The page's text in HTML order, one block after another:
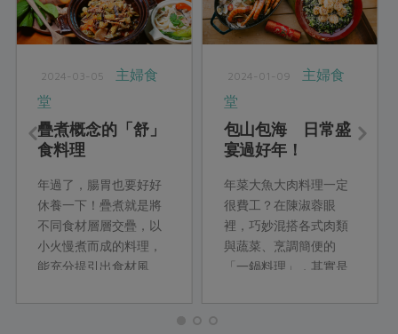
2024-03-05
主婦食
堂
疊煮概念的「舒」
食料理
年過了，腸胃也要好好
休養一下！疊煮就是將
不同食材層層交疊，以
小火慢煮而成的料理，
能充分提引出食材風
念，變化出一道道清
2024-01-09
主婦食
堂
包山包海 日常盛
宴過好年！
年菜大魚大肉料理一定
很費工？在陳淑蓉眼
裡，巧妙混搭各式肉類
與蔬菜、烹調簡便的
「一鍋料理」，其實是
吃的菜式。這次她運用